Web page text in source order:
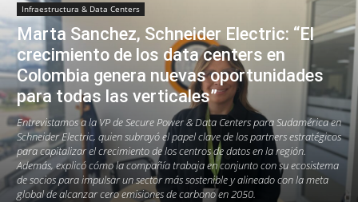
Infraestructura & Data Centers
Marta Sanchez, Schneider Electric: “El
crecimiento de los data centers en
Colombia genera nuevas oportunidades
para todas las verticales”
Entrevistamos a la VP de Secure Power & Data Centers para Sudamérica en
Schneider Electric, quien subrayó el papel clave de los partners estratégicos
para capitalizar el crecimiento de los centros de datos en la región.
Además, explicó cómo la compañía trabaja en conjunto con su ecosistema
de socios para impulsar un sector más sostenible y alineado con la meta
global de alcanzar cero emisiones de carbono en 2050.